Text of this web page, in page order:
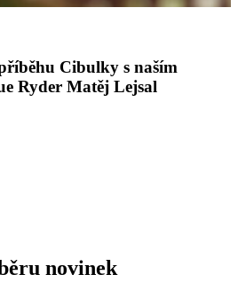
Cibulky s naším
Ryder Matěj Lejsal
novinek